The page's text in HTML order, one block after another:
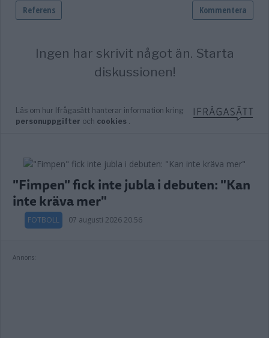
"Fimpen" fick inte jubla i debuten: "Kan
inte kräva mer"
FOTBOLL 07 augusti 2026 20.56
Annons: